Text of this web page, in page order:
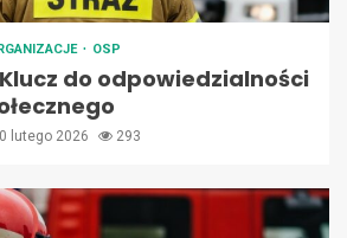
OSP
Klucz do odpowiedzialności
lutego 2026 293